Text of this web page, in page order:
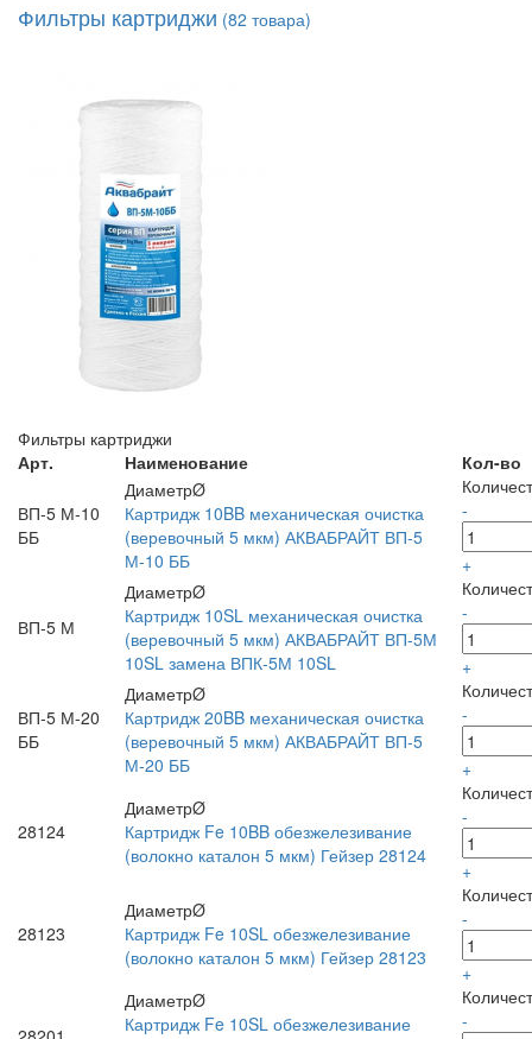
Фильтры картриджи (82 товара)
Фильтры картриджи
Арт.
Наименование Кол-во
ВП-5 М-10
ББ
ДиаметрØ
Картридж 10BB механическая очистка
(веревочный 5 мкм) АКВАБРАЙТ ВП-5
М-10 ББ
-
+
ВП-5 М
ДиаметрØ
Картридж 10SL механическая очистка
(веревочный 5 мкм) АКВАБРАЙТ ВП-5М
10SL замена ВПК-5М 10SL
-
+
ВП-5 М-20
ББ
ДиаметрØ
Картридж 20BB механическая очистка
(веревочный 5 мкм) АКВАБРАЙТ ВП-5
М-20 ББ
-
+
28124
ДиаметрØ
Картридж Fe 10BB обезжелезивание
(волокно каталон 5 мкм) Гейзер 28124
-
+
28123
ДиаметрØ
Картридж Fe 10SL обезжелезивание
(волокно каталон 5 мкм) Гейзер 28123
-
+
ДиаметрØ
Картридж Fe 10SL обезжелезивание
-